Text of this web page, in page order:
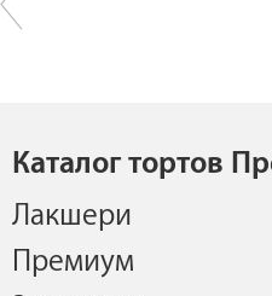
Каталог тортов
Лакшери
Премиум